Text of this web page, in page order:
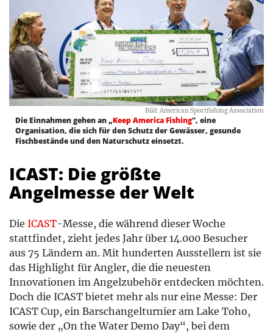
Bild: American Sportfishing Association
Die Einnahmen gehen an „Keep America Fishing“, eine
Organisation, die sich für den Schutz der Gewässer, gesunde
Fischbestände und den Naturschutz einsetzt.
ICAST: Die größte
Angelmesse der Welt
Die ICAST-Messe, die während dieser Woche
stattfindet, zieht jedes Jahr über 14.000 Besucher
aus 75 Ländern an. Mit hunderten Ausstellern ist sie
das Highlight für Angler, die die neuesten
Innovationen im Angelzubehör entdecken möchten.
Doch die ICAST bietet mehr als nur eine Messe: Der
ICAST Cup, ein Barschangelturnier am Lake Toho,
sowie der „On the Water Demo Day“, bei dem